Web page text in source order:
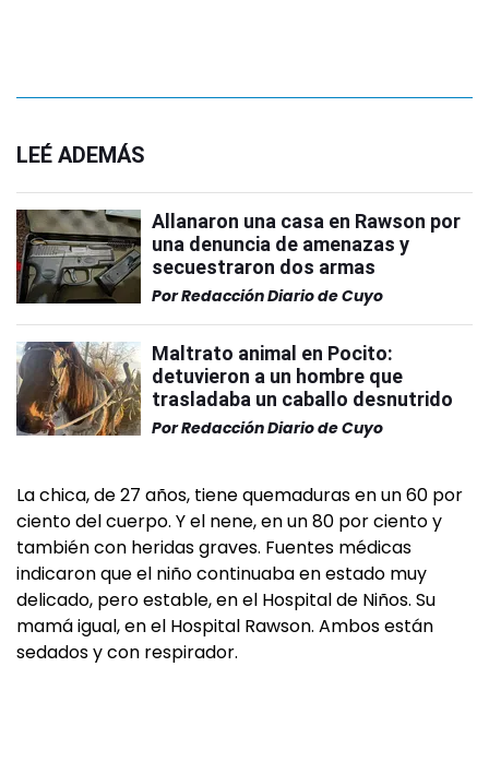
LEÉ ADEMÁS
Allanaron una casa en Rawson por
una denuncia de amenazas y
secuestraron dos armas
PorRedacción Diario de Cuyo
Maltrato animal en Pocito:
detuvieron a un hombre que
trasladaba un caballo desnutrido
PorRedacción Diario de Cuyo
La chica, de 27 años, tiene quemaduras en un 60 por
ciento del cuerpo. Y el nene, en un 80 por ciento y
también con heridas graves. Fuentes médicas
indicaron que el niño continuaba en estado muy
delicado, pero estable, en el Hospital de Niños. Su
mamá igual, en el Hospital Rawson. Ambos están
sedados y con respirador.